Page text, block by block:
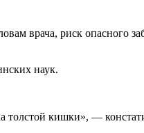
врача, риск опасного
наук.
толстой кишки», —